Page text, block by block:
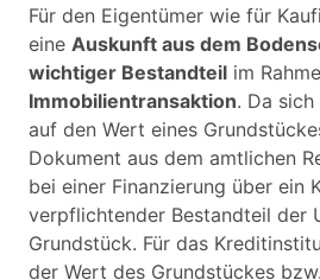
Für den Eigentümer wie für
eine Auskunft aus dem
wichtiger Bestandteil im
Immobilientransaktion. Da
auf den Wert eines
Dokument aus dem amtlichen
bei einer Finanzierung über ein
verpflichtender Bestandteil der
Grundstück. Für das
der Wert des Grundstückes